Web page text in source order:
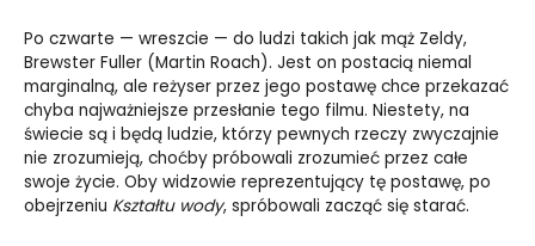
Po czwarte — wreszcie — do ludzi takich jak mąż Zeldy,
Brewster Fuller (Martin Roach). Jest on postacią niemal
marginalną, ale reżyser przez jego postawę chce przekazać
chyba najważniejsze przesłanie tego filmu. Niestety, na
świecie są i będą ludzie, którzy pewnych rzeczy zwyczajnie
nie zrozumieją, choćby próbowali zrozumieć przez całe
swoje życie. Oby widzowie reprezentujący tę postawę, po
obejrzeniu Kształtu wody, spróbowali zacząć się starać.